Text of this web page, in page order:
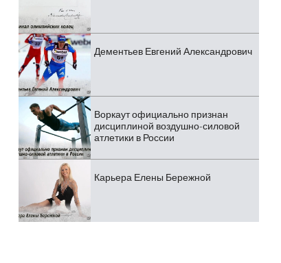
Дементьев Евгений Александрович
Воркаут официально признан
дисциплиной воздушно-силовой
атлетики в России
Карьера Елены Бережной